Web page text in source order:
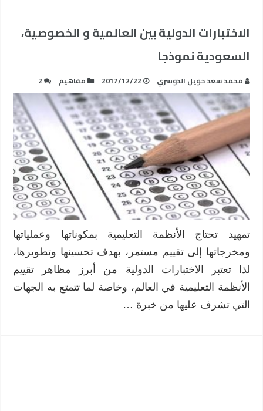
الاختبارات الدولية بين العالمية و الخصوصية،
السعودية نموذجا
محمد سعد حويل الدوسري‎ 2017/12/22 مفاهيم 2
تمهيد تحتاج الأنظمة التعليمية بمكوناتها وعملياتها
ومخرجاتها إلى تقييم مستمر، بهدف تحسينها وتطويرها،
لذا تعتبر الاختبارات الدولية من أبرز مظاهر تقييم
الأنظمة التعليمية في العالم، وخاصة لما تتمتع به الجهات
التي تشرف عليها من خبرة …